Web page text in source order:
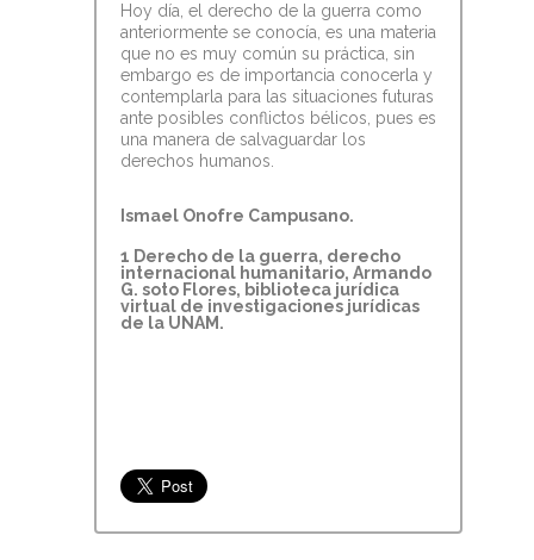
Hoy día, el derecho de la guerra como
anteriormente se conocía, es una materia
que no es muy común su práctica, sin
embargo es de importancia conocerla y
contemplarla para las situaciones futuras
ante posibles conflictos bélicos, pues es
una manera de salvaguardar los
derechos humanos.
Ismael Onofre Campusano.
1 Derecho de la guerra, derecho
internacional humanitario, Armando
G. soto Flores, biblioteca jurídica
virtual de investigaciones jurídicas
de la UNAM.